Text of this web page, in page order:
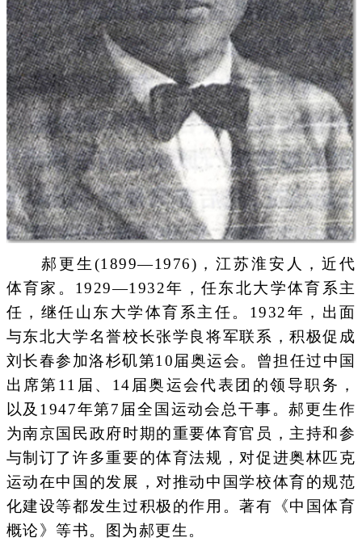
郝更生(1899—1976)，江苏淮安人，近代
体育家。1929—1932年，任东北大学体育系主
任，继任山东大学体育系主任。1932年，出面
与东北大学名誉校长张学良将军联系，积极促成
刘长春参加洛杉矶第10届奥运会。曾担任过中国
出席第11届、14届奥运会代表团的领导职务，
以及1947年第7届全国运动会总干事。郝更生作
为南京国民政府时期的重要体育官员，主持和参
与制订了许多重要的体育法规，对促进奥林匹克
运动在中国的发展，对推动中国学校体育的规范
化建设等都发生过积极的作用。著有《中国体育
概论》等书。图为郝更生。